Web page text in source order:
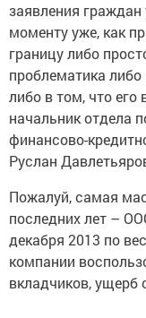
заявления
моменту уже, как
границу либо
проблематика
либо в том, что его
начальник отдела
финансово-
Руслан
Пожалуй, самая
последних лет –
декабря 2013 по
компании
вкладчиков, ущерб